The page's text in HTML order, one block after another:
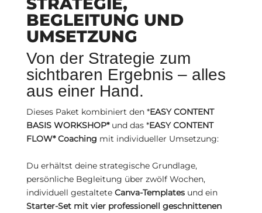
BEGLEITUNG UND
UMSETZUNG
Von der Strategie zum
sichtbaren Ergebnis – alles
aus einer Hand.
Dieses Paket kombiniert den *EASY CONTENT
BASIS WORKSHOP*und das *EASY CONTENT
FLOW* Coaching mit individueller Umsetzung:
Du erhältst deine strategische Grundlage,
persönliche Begleitung über zwölf Wochen,
individuell gestaltete Canva-Templatesund ein
Starter-Set mit vier professionell geschnittenen